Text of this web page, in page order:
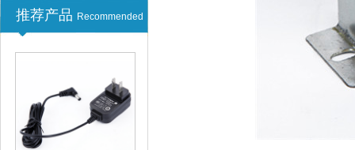
推荐产品 Recommended
开关电源适配器9